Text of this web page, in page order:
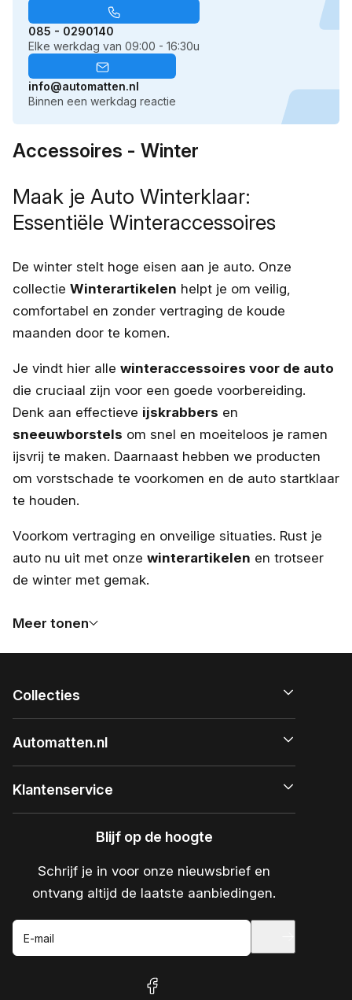
085 - 0290140
Elke werkdag van 09:00 - 16:30u
info@automatten.nl
Binnen een werkdag reactie
Accessoires - Winter
Maak je Auto Winterklaar:
Essentiële Winteraccessoires
De winter stelt hoge eisen aan je auto. Onze
collectie Winterartikelen helpt je om veilig,
comfortabel en zonder vertraging de koude
maanden door te komen.
Je vindt hier alle winteraccessoires voor de auto
die cruciaal zijn voor een goede voorbereiding.
Denk aan effectieve ijskrabbers en
sneeuwborstels om snel en moeiteloos je ramen
ijsvrij te maken. Daarnaast hebben we producten
om vorstschade te voorkomen en de auto startklaar
te houden.
Voorkom vertraging en onveilige situaties. Rust je
auto nu uit met onze winterartikelen en trotseer
de winter met gemak.
Meer tonen
Collecties
Automatten.nl
Klantenservice
Blijf op de hoogte
Schrijf je in voor onze nieuwsbrief en
ontvang altijd de laatste aanbiedingen.
E-mail
facebook